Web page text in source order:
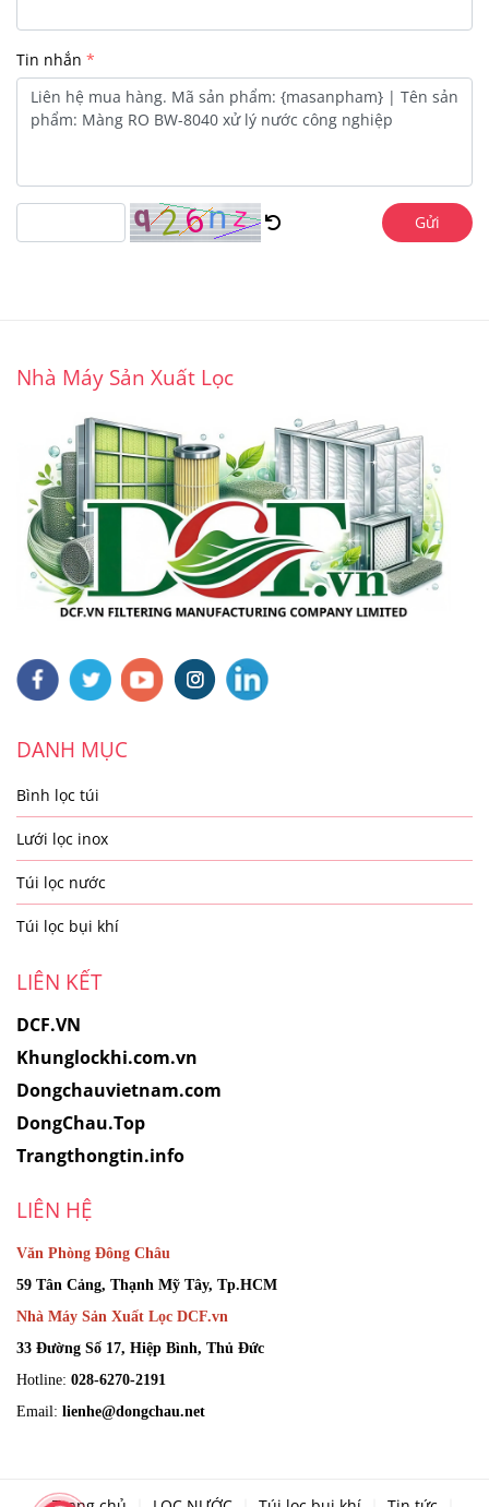
Tin nhắn
Gửi
Nhà Máy Sản Xuất Lọc
DANH MỤC
Bình lọc túi
Lưới lọc inox
Túi lọc nước
Túi lọc bụi khí
LIÊN KẾT
DCF.VN
Khunglockhi.com.vn
Dongchauvietnam.com
DongChau.Top
Trangthongtin.info
LIÊN HỆ
Văn Phòng Đông Châu
59 Tân Cảng, Thạnh Mỹ Tây, Tp.HCM
Nhà Máy Sản Xuất Lọc DCF.vn
33 Đường Số 17, Hiệp Bình, Thủ Đức
Hotline: 028-6270-2191
Email: lienhe@dongchau.net